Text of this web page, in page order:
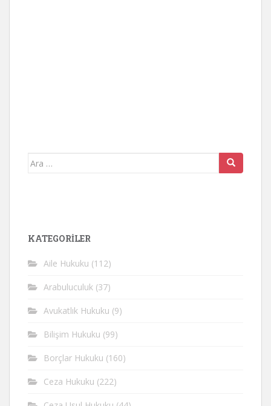
Arama
KATEGORİLER
Aile Hukuku (112)
Arabuluculuk (37)
Avukatlık Hukuku (9)
Bilişim Hukuku (99)
Borçlar Hukuku (160)
Ceza Hukuku (222)